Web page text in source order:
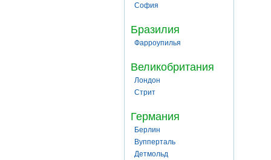
София
Бразилия
Фарроупилья
Великобритания
Лондон
Стрит
Германия
Берлин
Вупперталь
Детмольд